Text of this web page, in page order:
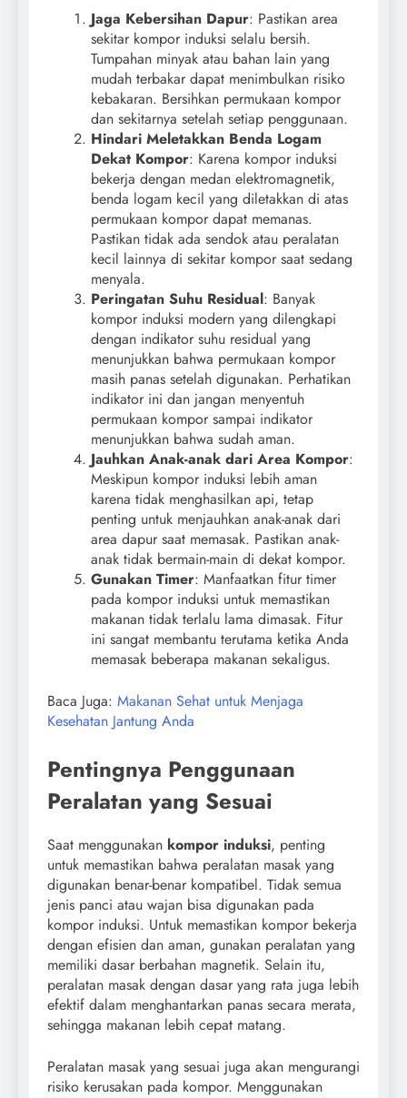
Jaga Kebersihan Dapur: Pastikan area
sekitar kompor induksi selalu bersih.
Tumpahan minyak atau bahan lain yang
mudah terbakar dapat menimbulkan risiko
kebakaran. Bersihkan permukaan kompor
dan sekitarnya setelah setiap penggunaan.
Hindari Meletakkan Benda Logam
Dekat Kompor: Karena kompor induksi
bekerja dengan medan elektromagnetik,
benda logam kecil yang diletakkan di atas
permukaan kompor dapat memanas.
Pastikan tidak ada sendok atau peralatan
kecil lainnya di sekitar kompor saat sedang
menyala.
Peringatan Suhu Residual: Banyak
kompor induksi modern yang dilengkapi
dengan indikator suhu residual yang
menunjukkan bahwa permukaan kompor
masih panas setelah digunakan. Perhatikan
indikator ini dan jangan menyentuh
permukaan kompor sampai indikator
menunjukkan bahwa sudah aman.
Jauhkan Anak-anak dari Area Kompor:
Meskipun kompor induksi lebih aman
karena tidak menghasilkan api, tetap
penting untuk menjauhkan anak-anak dari
area dapur saat memasak. Pastikan anak-
anak tidak bermain-main di dekat kompor.
Gunakan Timer: Manfaatkan fitur timer
pada kompor induksi untuk memastikan
makanan tidak terlalu lama dimasak. Fitur
ini sangat membantu terutama ketika Anda
memasak beberapa makanan sekaligus.
Baca Juga: Makanan Sehat untuk Menjaga
Kesehatan Jantung Anda
Pentingnya Penggunaan
Peralatan yang Sesuai
Saat menggunakan kompor induksi, penting
untuk memastikan bahwa peralatan masak yang
digunakan benar-benar kompatibel. Tidak semua
jenis panci atau wajan bisa digunakan pada
kompor induksi. Untuk memastikan kompor bekerja
dengan efisien dan aman, gunakan peralatan yang
memiliki dasar berbahan magnetik. Selain itu,
peralatan masak dengan dasar yang rata juga lebih
efektif dalam menghantarkan panas secara merata,
sehingga makanan lebih cepat matang.
Peralatan masak yang sesuai juga akan mengurangi
risiko kerusakan pada kompor. Menggunakan